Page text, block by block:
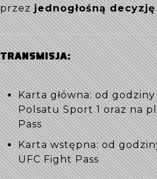
przezjednogłośną
TRANSMISJA:
Karta główna: od
Polsatu Sport 1 oraz na
Pass
Karta wstępna: od
UFC Fight Pass